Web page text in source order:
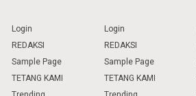
Login
REDAKSI
Sample Page
TETANG KAMI
Login
REDAKSI
Sample Page
TETANG KAMI